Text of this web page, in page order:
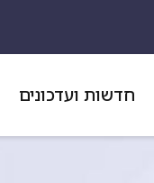
חדשות ועדכונים